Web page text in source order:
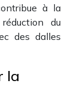
à la
du
des dalles
la